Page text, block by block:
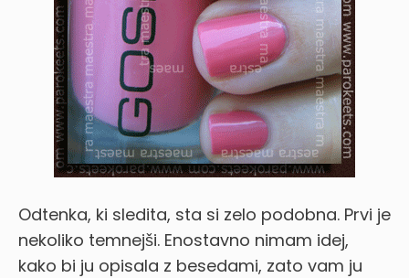
Odtenka, ki sledita, sta si zelo podobna. Prvi je
nekoliko temnejši. Enostavno nimam idej,
kako bi ju opisala z besedami, zato vam ju